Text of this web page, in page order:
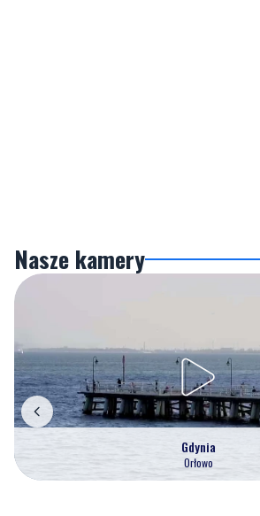
Nasze kamery
Gdynia
Orłowo